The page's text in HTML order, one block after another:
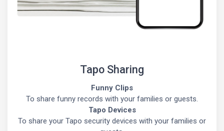
Tapo Sharing
Funny Clips
To share funny records with your families or guests.
Tapo Devices
To share your Tapo security devices with your families or